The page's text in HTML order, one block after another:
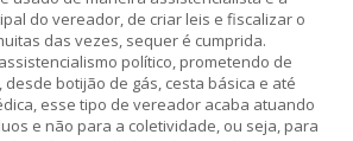
do vereador, de criar leis e fiscalizar o
das vezes, sequer é cumprida.
político, prometendo de
desde botijão de gás, cesta básica e até
esse tipo de vereador acaba atuando
e não para a coletividade, ou seja, para